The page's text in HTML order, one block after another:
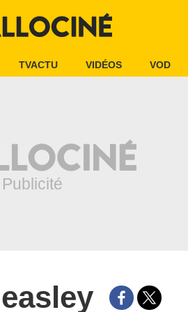
TVACTU VIDÉOS VOD